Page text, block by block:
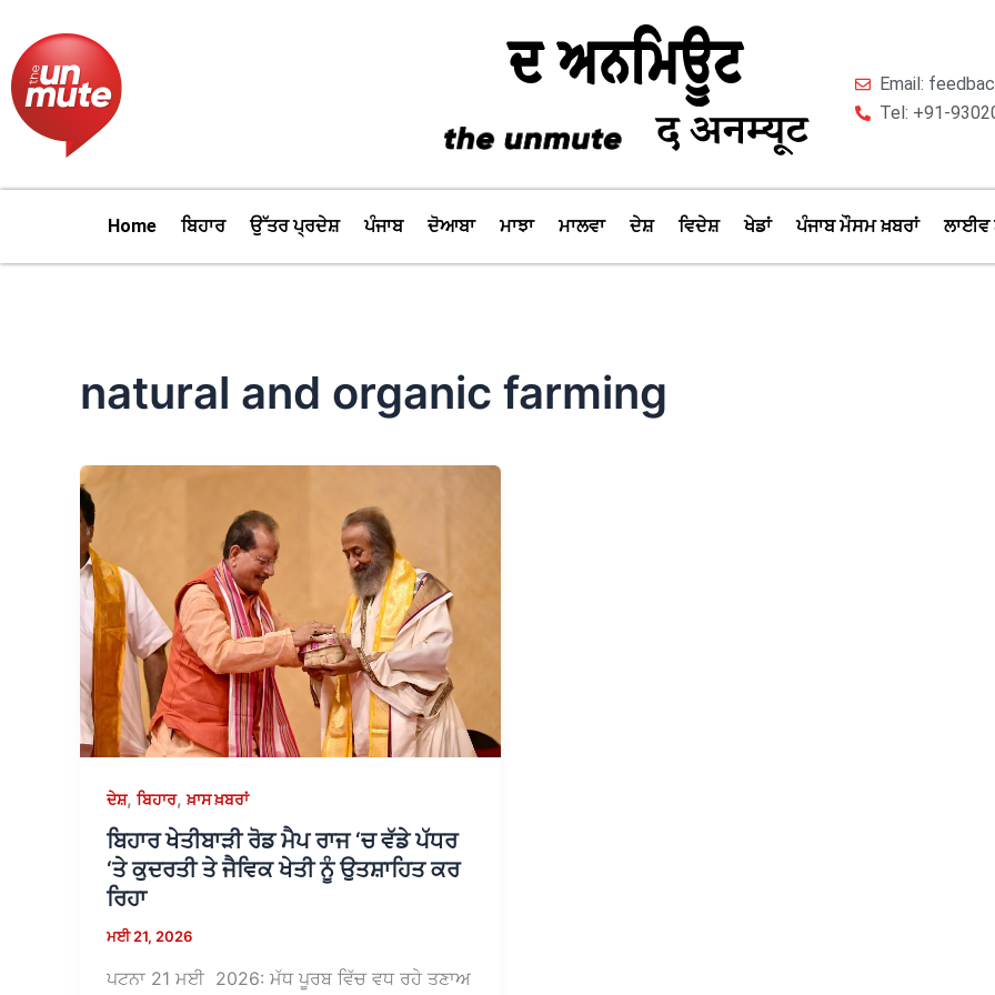
content
Email:
Tel: +91-
Home ਬਿਹਾਰ ਉੱਤਰ ਪ੍ਰਦੇਸ਼ ਪੰਜਾਬ ਦੋਆਬਾ ਮਾਝਾ ਮਾਲਵਾ ਦੇਸ਼ ਵਿਦੇਸ਼ ਖੇਡਾਂ ਪੰਜਾਬ ਮੌਸਮ ਖ਼ਬਰਾਂ ਲਾਈਵ
natural and organic farming
ਦੇਸ਼, ਬਿਹਾਰ,ਖ਼ਾਸ ਖ਼ਬਰਾਂ
ਬਿਹਾਰ ਖੇਤੀਬਾੜੀ ਰੋਡ ਮੈਪ ਰਾਜ ‘ਚ ਵੱਡੇ ਪੱਧਰ
‘ਤੇ ਕੁਦਰਤੀ ਤੇ ਜੈਵਿਕ ਖੇਤੀ ਨੂੰ ਉਤਸ਼ਾਹਿਤ ਕਰ
ਰਿਹਾ
ਮਈ 21, 2026
ਪਟਨਾ 21 ਮਈ 2026: ਮੱਧ ਪੂਰਬ ਵਿੱਚ ਵਧ ਰਹੇ ਤਣਾਅ